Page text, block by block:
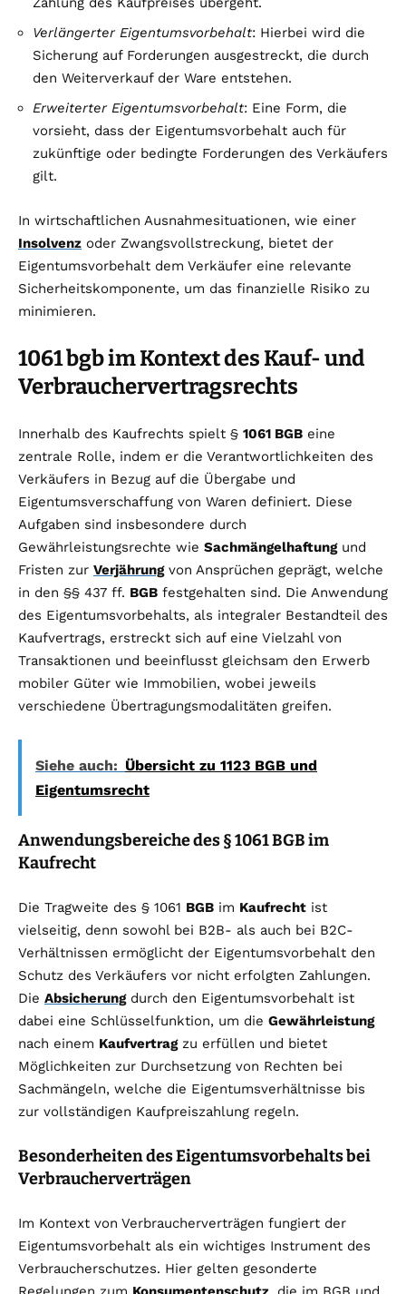
Verlängerter Eigentumsvorbehalt: Hierbei wird die
Sicherung auf Forderungen ausgestreckt, die durch
den Weiterverkauf der Ware entstehen.
Erweiterter Eigentumsvorbehalt: Eine Form, die
vorsieht, dass der Eigentumsvorbehalt auch für
zukünftige oder bedingte Forderungen des Verkäufers
gilt.
In wirtschaftlichen Ausnahmesituationen, wie einer
Insolvenz oder Zwangsvollstreckung, bietet der
Eigentumsvorbehalt dem Verkäufer eine relevante
Sicherheitskomponente, um das finanzielle Risiko zu
minimieren.
1061 bgb im Kontext des Kauf- und
Verbrauchervertragsrechts
Innerhalb des Kaufrechts spielt § 1061 BGB eine
zentrale Rolle, indem er die Verantwortlichkeiten des
Verkäufers in Bezug auf die Übergabe und
Eigentumsverschaffung von Waren definiert. Diese
Aufgaben sind insbesondere durch
Gewährleistungsrechte wie Sachmängelhaftungund
Fristen zur Verjährungvon Ansprüchen geprägt, welche
in den §§ 437 ff. BGB festgehalten sind. Die Anwendung
des Eigentumsvorbehalts, als integraler Bestandteil des
Kaufvertrags, erstreckt sich auf eine Vielzahl von
Transaktionen und beeinflusst gleichsam den Erwerb
mobiler Güter wie Immobilien, wobei jeweils
verschiedene Übertragungsmodalitäten greifen.
Siehe auch: Übersicht zu 1123 BGB und
Eigentumsrecht
Anwendungsbereiche des § 1061 BGB im
Kaufrecht
Die Tragweite des § 1061 BGB im Kaufrecht ist
vielseitig, denn sowohl bei B2B- als auch bei B2C-
Verhältnissen ermöglicht der Eigentumsvorbehalt den
Schutz des Verkäufers vor nicht erfolgten Zahlungen.
Die Absicherungdurch den Eigentumsvorbehalt ist
dabei eine Schlüsselfunktion, um die Gewährleistung
nach einem Kaufvertragzu erfüllen und bietet
Möglichkeiten zur Durchsetzung von Rechten bei
Sachmängeln, welche die Eigentumsverhältnisse bis
zur vollständigen Kaufpreiszahlung regeln.
Besonderheiten des Eigentumsvorbehalts bei
Verbraucherverträgen
Im Kontext von Verbraucherverträgen fungiert der
Eigentumsvorbehalt als ein wichtiges Instrument des
Verbraucherschutzes. Hier gelten gesonderte